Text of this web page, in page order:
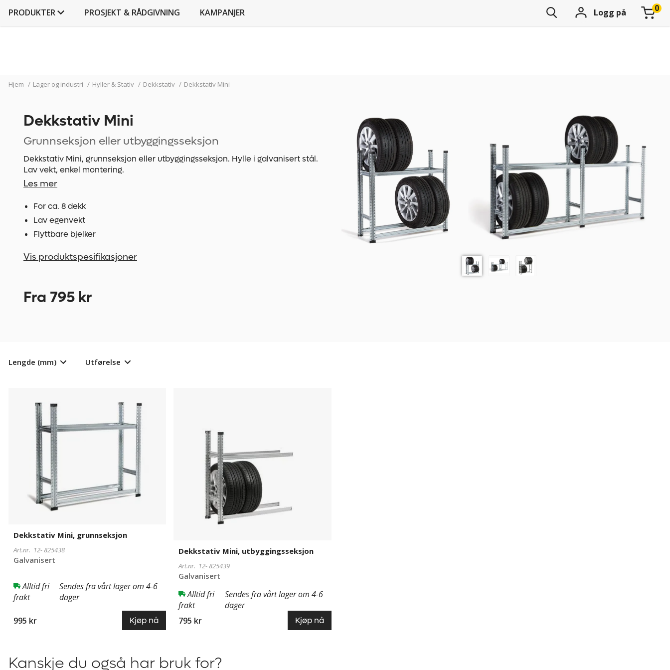
PRODUKTER PROSJEKT & RÅDGIVNING KAMPANJER Logg på
Hjem / Lager og industri / Hyller & Stativ / Dekkstativ / Dekkstativ Mini
Dekkstativ Mini
Grunnseksjon eller utbyggingsseksjon
Dekkstativ Mini, grunnseksjon eller utbyggingsseksjon. Hylle i galvanisert stål.
Lav vekt, enkel montering.
Les mer
For ca. 8 dekk
Lav egenvekt
Flyttbare bjelker
Vis produktspesifikasjoner
Fra 795 kr
Lengde (mm) Utførelse
grunnseksjon
Dekkstativ Mini, grunnseksjon
Art.nr. 12-825438
Galvanisert
Alltid fri
frakt
Sendes fra vårt lager om 4-6
dager
995 kr Kjøp nå
Dekkstativ Mini, utbyggingsseksjon
Art.nr. 12-825439
Galvanisert
Alltid fri
frakt
Sendes fra vårt lager om 4-6
dager
795 kr
Kjøp nå
Kanskje du også har bruk for?